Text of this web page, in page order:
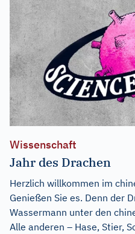
Wissenschaft
Jahr des Drachen
Herzlich willkommen im
Genießen Sie es. Denn der
Wassermann unter den
Alle anderen – Hase, Stier,